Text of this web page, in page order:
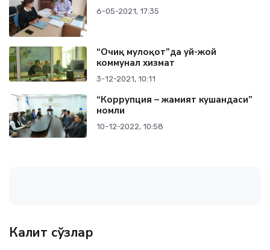
6-05-2021, 17:35
“Очиқ мулоқот”да уй-жой
коммунал хизмат
3-12-2021, 10:11
“Коррупция – жамият кушандаси”
номли
10-12-2022, 10:58
Калит сўзлар